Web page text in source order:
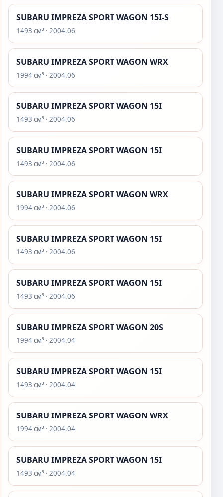
SUBARU IMPREZA SPORT WAGON 15I-S
1493 см³ · 2004.06
SUBARU IMPREZA SPORT WAGON WRX
1994 см³ · 2004.06
SUBARU IMPREZA SPORT WAGON 15I
1493 см³ · 2004.06
SUBARU IMPREZA SPORT WAGON 15I
1493 см³ · 2004.06
SUBARU IMPREZA SPORT WAGON WRX
1994 см³ · 2004.06
SUBARU IMPREZA SPORT WAGON 15I
1493 см³ · 2004.06
SUBARU IMPREZA SPORT WAGON 15I
1493 см³ · 2004.06
SUBARU IMPREZA SPORT WAGON 20S
1994 см³ · 2004.04
SUBARU IMPREZA SPORT WAGON 15I
1493 см³ · 2004.04
SUBARU IMPREZA SPORT WAGON WRX
1994 см³ · 2004.04
SUBARU IMPREZA SPORT WAGON 15I
1493 см³ · 2004.04